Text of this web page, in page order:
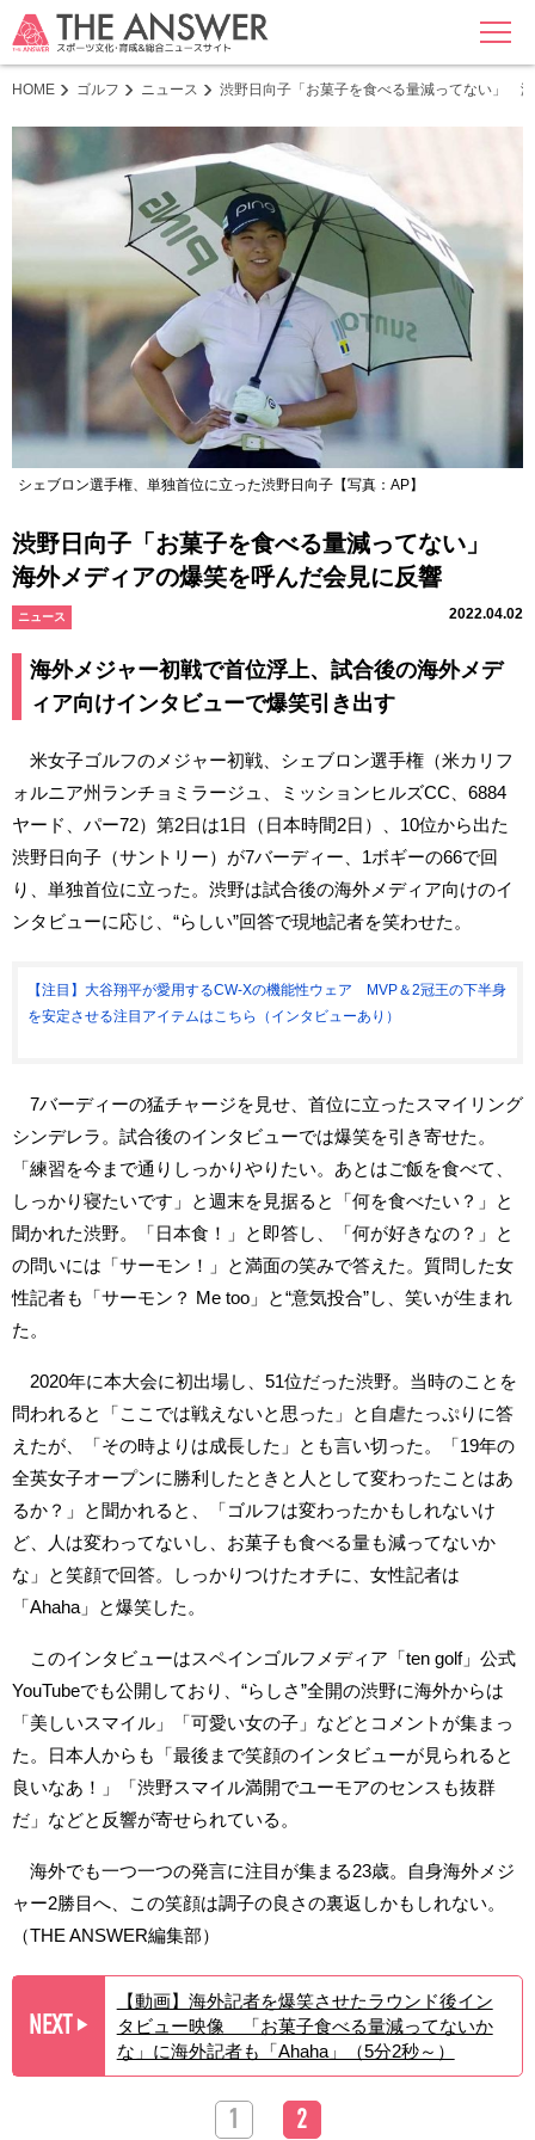
MENU
HOME ゴルフ ニュース 渋野日向子「お菓子を食べる量減ってない」
シェブロン選手権、単独首位に立った渋野日向子【写真：AP】
渋野日向子「お菓子を食べる量減ってない」
海外メディアの爆笑を呼んだ会見に反響
ニュース 2022.04.02
海外メジャー初戦で首位浮上、試合後の海外メデ
ィア向けインタビューで爆笑引き出す
米女子ゴルフのメジャー初戦、シェブロン選手権（米カリフ
ォルニア州ランチョミラージュ、ミッションヒルズCC、6884
ヤード、パー72）第2日は1日（日本時間2日）、10位から出た
渋野日向子（サントリー）が7バーディー、1ボギーの66で回
り、単独首位に立った。渋野は試合後の海外メディア向けのイ
ンタビューに応じ、“らしい”回答で現地記者を笑わせた。
【注目】大谷翔平が愛用するCW-Xの機能性ウェア MVP＆2冠王の下半身
を安定させる注目アイテムはこちら（インタビューあり）
7バーディーの猛チャージを見せ、首位に立ったスマイリング
シンデレラ。試合後のインタビューでは爆笑を引き寄せた。
「練習を今まで通りしっかりやりたい。あとはご飯を食べて、
しっかり寝たいです」と週末を見据ると「何を食べたい？」と
聞かれた渋野。「日本食！」と即答し、「何が好きなの？」と
の問いには「サーモン！」と満面の笑みで答えた。質問した女
性記者も「サーモン？ Me too」と“意気投合”し、笑いが生まれ
た。
2020年に本大会に初出場し、51位だった渋野。当時のことを
問われると「ここでは戦えないと思った」と自虐たっぷりに答
えたが、「その時よりは成長した」とも言い切った。「19年の
全英女子オープンに勝利したときと人として変わったことはあ
るか？」と聞かれると、「ゴルフは変わったかもしれないけ
ど、人は変わってないし、お菓子も食べる量も減ってないか
な」と笑顔で回答。しっかりつけたオチに、女性記者は
「Ahaha」と爆笑した。
このインタビューはスペインゴルフメディア「ten golf」公式
YouTubeでも公開しており、“らしさ”全開の渋野に海外からは
「美しいスマイル」「可愛い女の子」などとコメントが集まっ
た。日本人からも「最後まで笑顔のインタビューが見られると
良いなあ！」「渋野スマイル満開でユーモアのセンスも抜群
だ」などと反響が寄せられている。
海外でも一つ一つの発言に注目が集まる23歳。自身海外メジ
ャー2勝目へ、この笑顔は調子の良さの裏返しかもしれない。
（THE ANSWER編集部）
NEXT ▶︎
【動画】海外記者を爆笑させたラウンド後イン
タビュー映像 「お菓子食べる量減ってないか
な」に海外記者も「Ahaha」（5分2秒～）
1 2